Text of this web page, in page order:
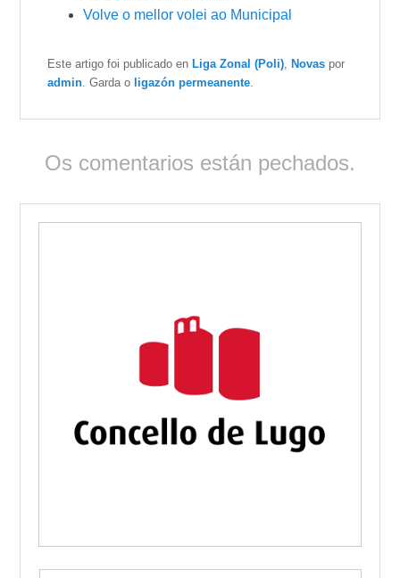
Volve o mellor volei ao Municipal
Este artigo foi publicado en Liga Zonal (Poli), Novas por
admin. Garda o ligazón permeanente.
Os comentarios están pechados.